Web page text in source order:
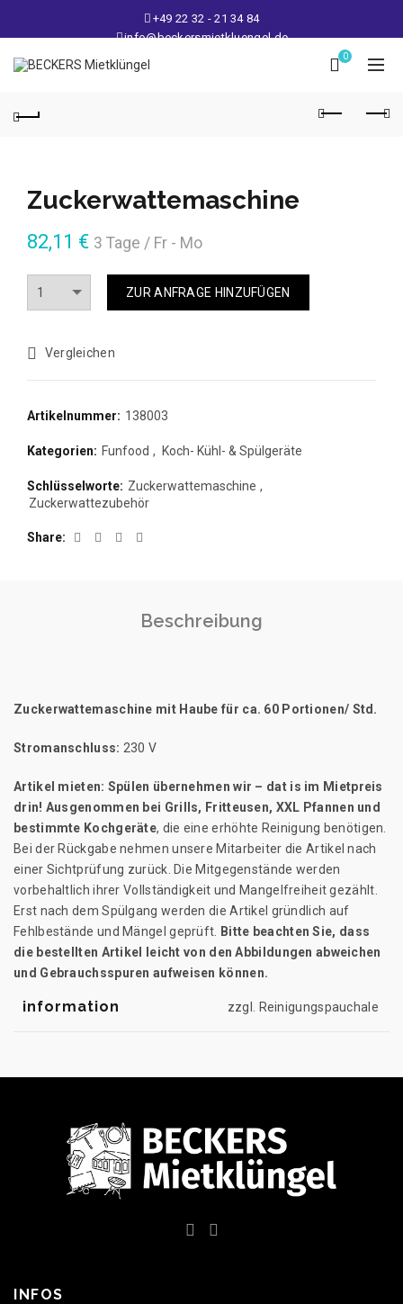
+49 22 32 - 21 34 84
info@beckersmietkluengel.de
Lager: Gutenbergstraße 1 - 50389 Wesseling
Mo - Fr: 9 – 17 Uhr, Sa: 9 – 12 Uhr
0
Zuckerwattemaschine
82,11 € 3 Tage / Fr - Mo
ZUR ANFRAGE HINZUFÜGEN
Vergleichen
Artikelnummer: 138003
Kategorien: Funfood , Koch- Kühl- & Spülgeräte
Schlüsselworte: Zuckerwattemaschine ,
Zuckerwattezubehör
Share
Beschreibung
Zuckerwattemaschine mit Haube für ca. 60 Portionen/ Std.
Stromanschluss: 230 V
Artikel mieten: Spülen übernehmen wir – dat is im Mietpreis
drin! Ausgenommen bei Grills, Fritteusen, XXL Pfannen und
bestimmte Kochgeräte, die eine erhöhte Reinigung benötigen.
Bei der Rückgabe nehmen unsere Mitarbeiter die Artikel nach
einer Sichtprüfung zurück. Die Mitgegenstände werden
vorbehaltlich ihrer Vollständigkeit und Mangelfreiheit gezählt.
Erst nach dem Spülgang werden die Artikel gründlich auf
Fehlbestände und Mängel geprüft.
Bitte beachten Sie, dass
die bestellten Artikel leicht von den Abbildungen abweichen
und Gebrauchsspuren aufweisen können.
information zzgl. Reinigungspauchale
INFOS